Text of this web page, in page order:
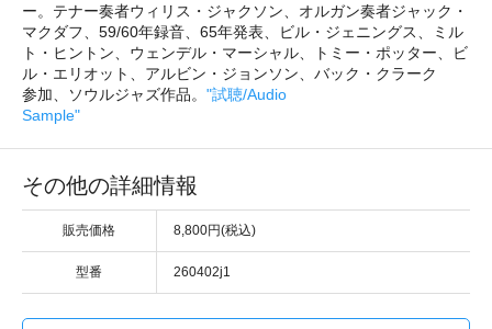
ー。テナー奏者ウィリス・ジャクソン、オルガン奏者ジャック・
マクダフ、59/60年録音、65年発表、ビル・ジェニングス、ミル
ト・ヒントン、ウェンデル・マーシャル、トミー・ポッター、ビ
ル・エリオット、アルビン・ジョンソン、バック・クラーク
参加、ソウルジャズ作品。 "試聴/Audio
Sample"
その他の詳細情報
販売価格 8,800円(税込)
型番 260402j1